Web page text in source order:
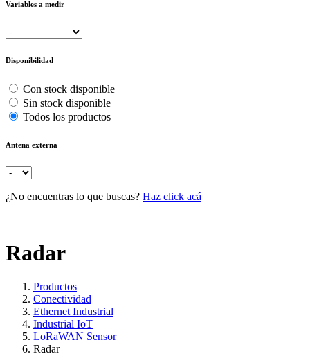
Variables a medir
Disponibilidad
Con stock disponible
Sin stock disponible
Todos los productos
Antena externa
¿No encuentras lo que buscas? Haz click acá
Radar
Productos
Conectividad
Ethernet Industrial
Industrial IoT
LoRaWAN Sensor
Radar